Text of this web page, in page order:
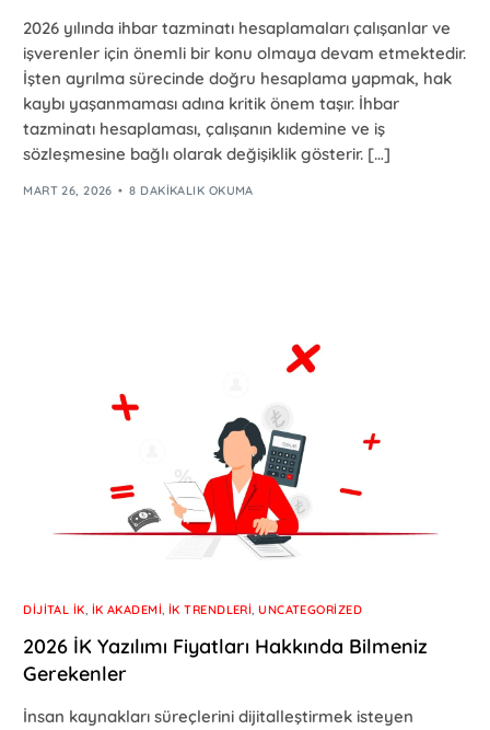
2026 yılında ihbar tazminatı hesaplamaları çalışanlar ve
işverenler için önemli bir konu olmaya devam etmektedir.
İşten ayrılma sürecinde doğru hesaplama yapmak, hak
kaybı yaşanmaması adına kritik önem taşır. İhbar
tazminatı hesaplaması, çalışanın kıdemine ve iş
sözleşmesine bağlı olarak değişiklik gösterir. […]
MART 26, 2026 8 DAKIKALIK OKUMA
DIJITAL İK, İK AKADEMI, İK TRENDLERI,UNCATEGORIZED
2026 İK Yazılımı Fiyatları Hakkında Bilmeniz
Gerekenler
İnsan kaynakları süreçlerini dijitalleştirmek isteyen